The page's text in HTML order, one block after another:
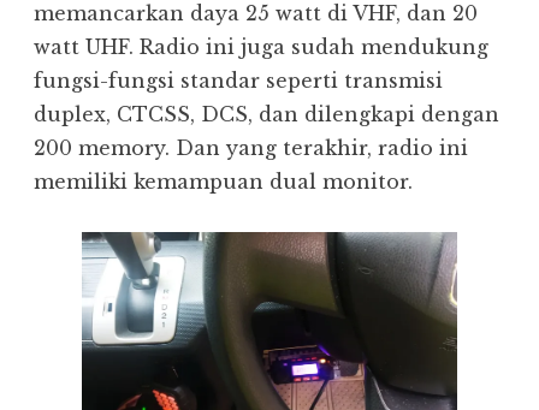
memancarkan daya 25 watt di VHF, dan 20
watt UHF. Radio ini juga sudah mendukung
fungsi-fungsi standar seperti transmisi
duplex, CTCSS, DCS, dan dilengkapi dengan
200 memory. Dan yang terakhir, radio ini
memiliki kemampuan dual monitor.